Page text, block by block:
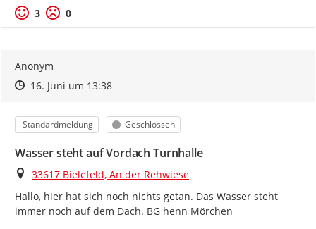
3 0
Anonym
Zeitpunkt des Erstellens
Zeitpunkt des Erstellens
16. Juni um 13:38Zur Äußerung
Kategorie
Standardmeldung Status
Geschlossen
Wasser steht auf Vordach Turnhalle
Ort
33617 Bielefeld, An der Rehwiese
Hallo, hier hat sich noch nichts getan. Das Wasser steht
immer noch auf dem Dach. BG henn Mörchen